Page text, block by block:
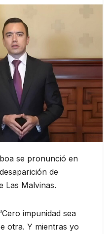
se pronunció en
de
Las Malvinas.
impunidad sea
otra. Y mientras yo